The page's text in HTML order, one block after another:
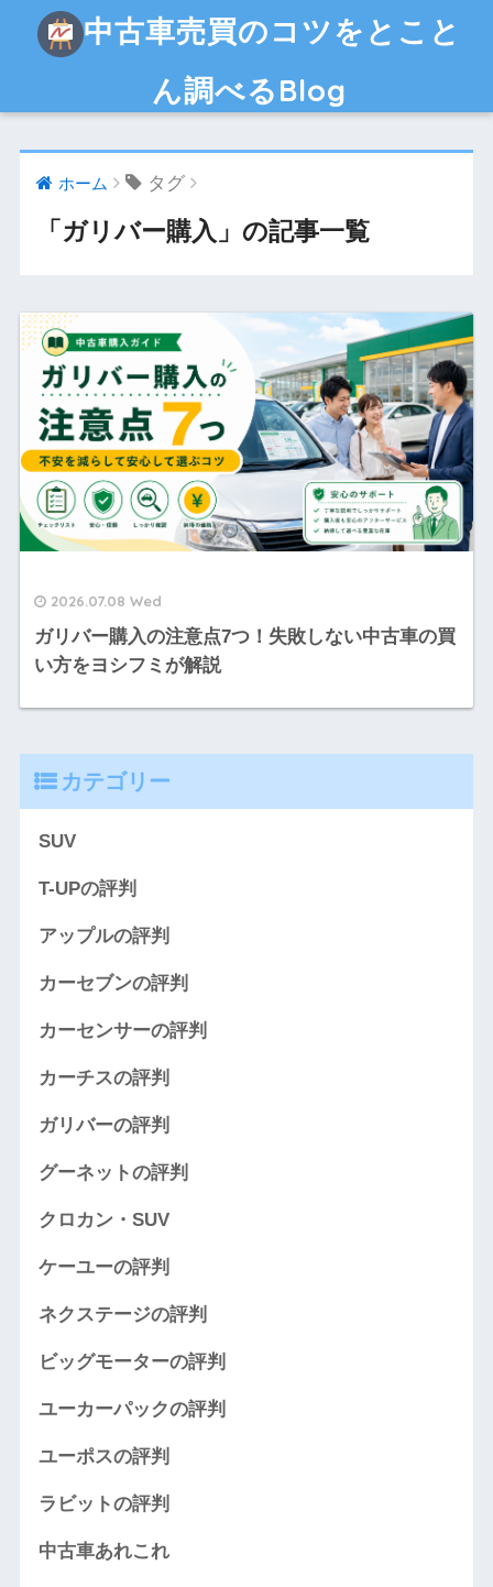
中古車売買のコツをとこと
ん調べるBlog
ホーム タグ
「ガリバー購入」の記事一覧
2026.07.08 Wed
ガリバー購入の注意点7つ！失敗しない中古車の買
い方をヨシフミが解説
カテゴリー
SUV
T-UPの評判
アップルの評判
カーセブンの評判
カーセンサーの評判
カーチスの評判
ガリバーの評判
グーネットの評判
クロカン・SUV
ケーユーの評判
ネクステージの評判
ビッグモーターの評判
ユーカーパックの評判
ユーポスの評判
ラビットの評判
中古車あれこれ